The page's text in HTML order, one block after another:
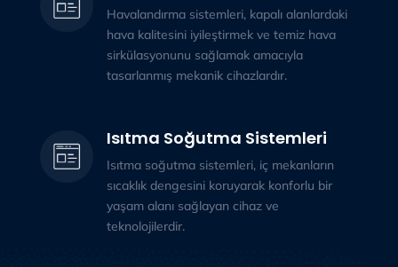
Havalandırma sistemleri, kapalı alanlardaki
hava kalitesini iyileştirmek ve temiz hava
sirkülasyonunu sağlamak amacıyla
tasarlanmış mekanik cihazlardır.
Isıtma Soğutma Sistemleri
Isıtma soğutma sistemleri, iç mekanların
sıcaklık dengesini koruyarak konforlu bir
yaşam alanı sağlayan cihaz ve
teknolojilerdir.